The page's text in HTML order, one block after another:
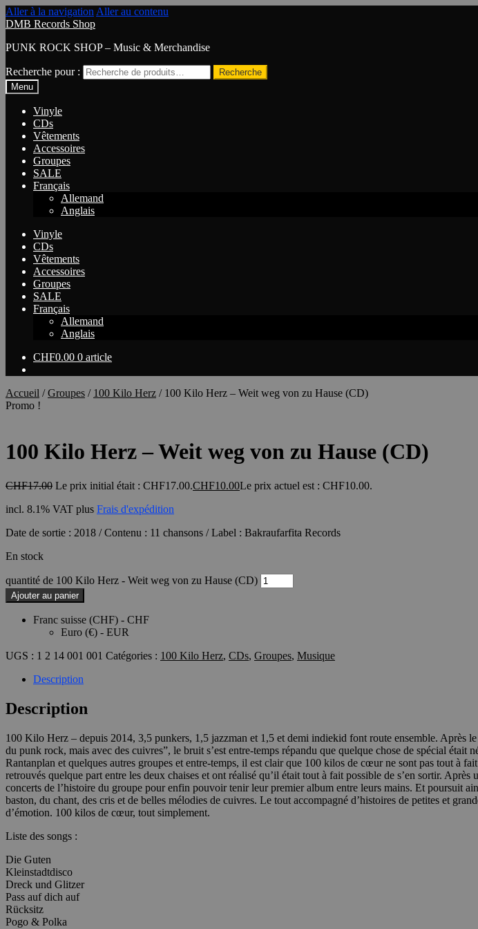
Aller à la navigation Aller au contenu
DMB Records Shop
PUNK ROCK SHOP – Music & Merchandise
Recherche pour :
Recherche
Menu
Vinyle
CDs
Vêtements
Accessoires
Groupes
SALE
Français
Allemand
Anglais
Vinyle
CDs
Vêtements
Accessoires
Groupes
SALE
Français
Allemand
Anglais
CHF0.00 0 article
Accueil /Groupes / 100 Kilo Herz / 100 Kilo Herz – Weit weg von zu Hause (CD)
Promo !
100 Kilo Herz – Weit weg von zu Hause (CD)
CHF17.00 Le prix initial était : CHF17.00.CHF10.00Le prix actuel est : CHF10.00.
incl. 8.1% VAT plus Frais d'expédition
Date de sortie : 2018 / Contenu : 11 chansons / Label : Bakraufarfita Records
En stock
quantité de 100 Kilo Herz - Weit weg von zu Hause (CD)
Ajouter au panier
Franc suisse (CHF) - CHF
Euro (€) - EUR
UGS : 1 2 14 001 001 Catégories : 100 Kilo Herz, CDs, Groupes, Musique
Description
Description
100 Kilo Herz – depuis 2014, 3,5 punkers, 1,5 jazzman et 1,5 et demi indiekid font route ensemble. Après
du punk rock, mais avec des cuivres”, le bruit s’est entre-temps répandu que quelque chose de spécial
Rantanplan et quelques autres groupes et entre-temps, il est clair que 100 kilos de cœur ne sont pas tout à
retrouvés quelque part entre les deux chaises et ont réalisé qu’il était tout à fait possible de s’en sortir.
concerts de l’histoire du groupe pour enfin pouvoir tenir leur premier album entre leurs mains. Et poursuit
baston, du chant, des cris et de belles mélodies de cuivres. Le tout accompagné d’histoires de petites et
d’émotion. 100 kilos de cœur, tout simplement.
Liste des songs :
Die Guten
Kleinstadtdisco
Dreck und Glitzer
Pass auf dich auf
Rücksitz
Pogo & Polka